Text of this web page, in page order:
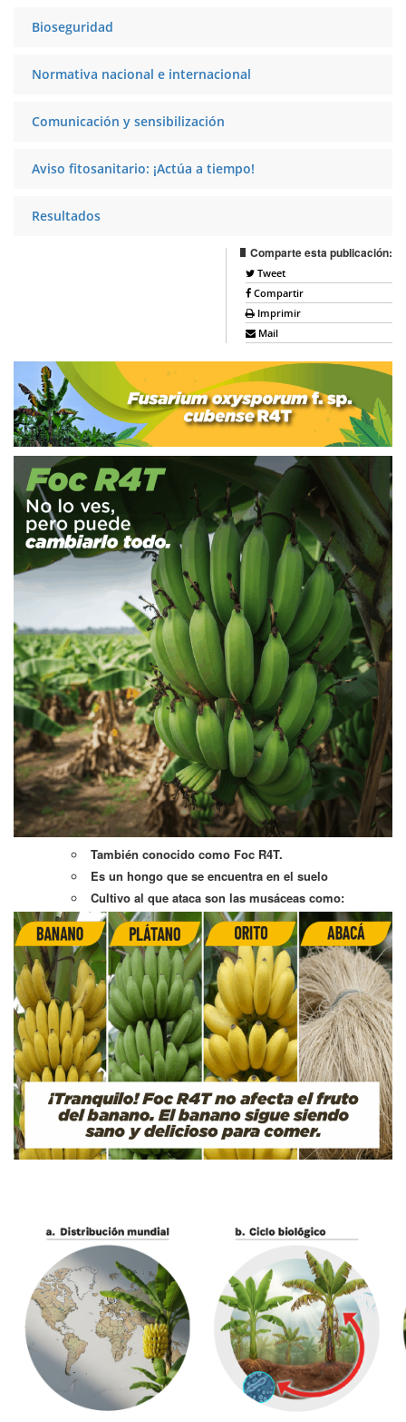
Bioseguridad
Normativa nacional e internacional
Comunicación y sensibilización
Aviso fitosanitario: ¡Actúa a tiempo!
Resultados
Comparte esta publicación:
Tweet
Compartir
Imprimir
Mail
También conocido como Foc R4T.
Es un hongo que se encuentra en el suelo
Cultivo al que ataca son las musáceas como: